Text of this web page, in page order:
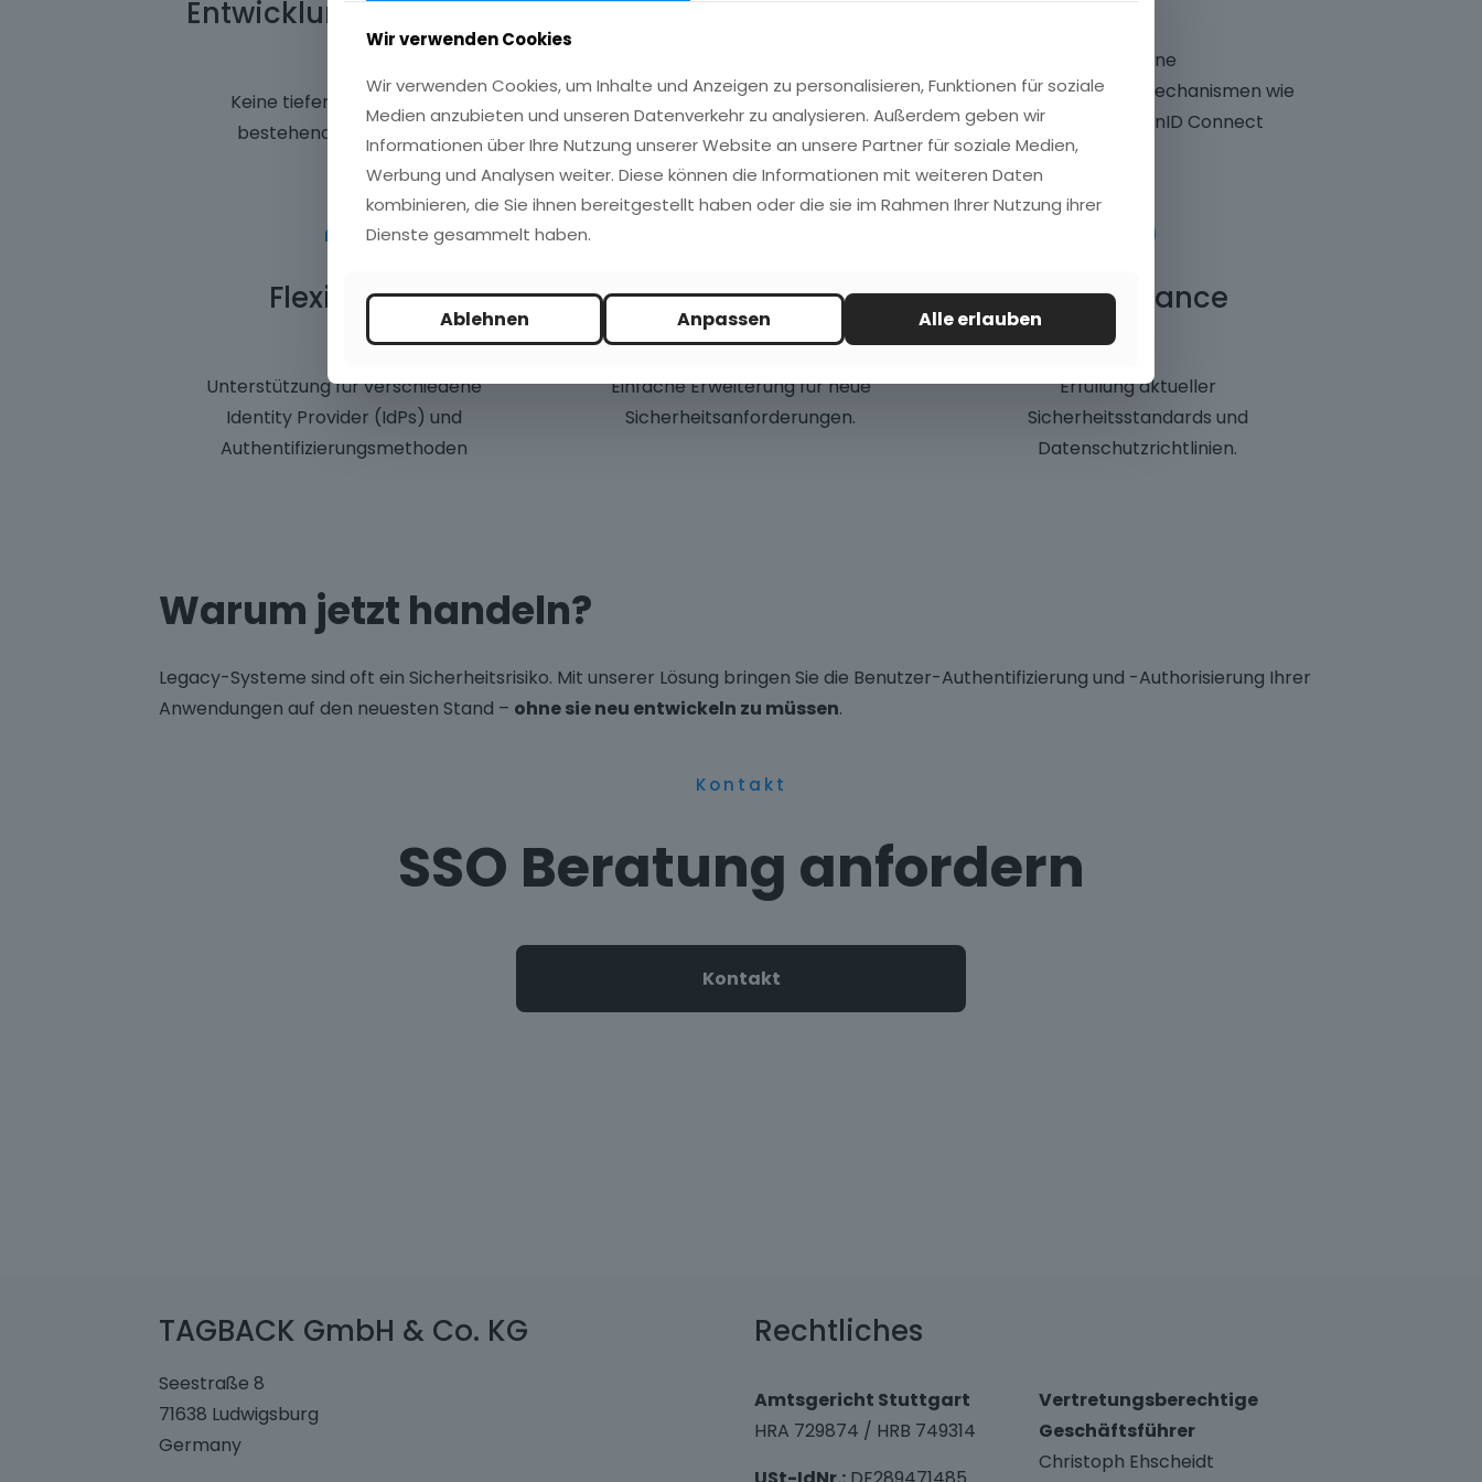
Entwicklungsaufwand
Keine tiefen Eingriffe in die
bestehende Anwendung
Implementierung
Reduzierte Projektlaufzeit und
Kosten
Moderne
Authentifizierungsmechanismen wie
OAuth2 und OpenID Connect
4
Flexibilität
Unterstützung für verschiedene
Identity Provider (IdPs) und
Authentifizierungsmethoden
5
Zukunftssicherheit
Einfache Erweiterung für neue
Sicherheitsanforderungen.
6
Compliance
Erfüllung aktueller
Sicherheitsstandards und
Datenschutzrichtlinien.
Warum jetzt handeln?
Legacy-Systeme sind oft ein Sicherheitsrisiko. Mit unserer Lösung bringen Sie die Benutzer-Authentifizierung und -Authorisierung Ihrer
Anwendungen auf den neuesten Stand – ohne sie neu entwickeln zu müssen.
Kontakt
SSO Beratung anfordern
Kontakt
TAGBACK GmbH & Co. KG
Seestraße 8
71638 Ludwigsburg
Germany
Rechtliches
Amtsgericht Stuttgart
HRA 729874 / HRB 749314
Vertretungsberechtige
Geschäftsführer
Christoph Ehscheidt
Wir verwenden Cookies
Wir verwenden Cookies, um Inhalte und Anzeigen zu personalisieren, Funktionen für soziale
Medien anzubieten und unseren Datenverkehr zu analysieren. Außerdem geben wir
Informationen über Ihre Nutzung unserer Website an unsere Partner für soziale Medien,
Werbung und Analysen weiter. Diese können die Informationen mit weiteren Daten
kombinieren, die Sie ihnen bereitgestellt haben oder die sie im Rahmen Ihrer Nutzung ihrer
Dienste gesammelt haben.
Ablehnen Anpassen Alle erlauben